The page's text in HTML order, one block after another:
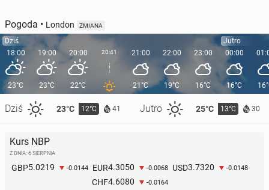
Pogoda • London ZMIANA
Dziś
18:00
23°C
Dziś 23°C 12°C 41 Jutro 25°C 13°C 30
19:00
23°C
20:00
22°C
20:41 21:00
21°C
22:00
19°C
23:00
16°C
Jutro
00:00
16°C
Kurs NBP
Z DNIA: 6 SIERPNIA
GBP5.0219 -0.0144 EUR4.3050 -0.0068 USD3.7320 -0.0148
CHF4.6080 -0.0164